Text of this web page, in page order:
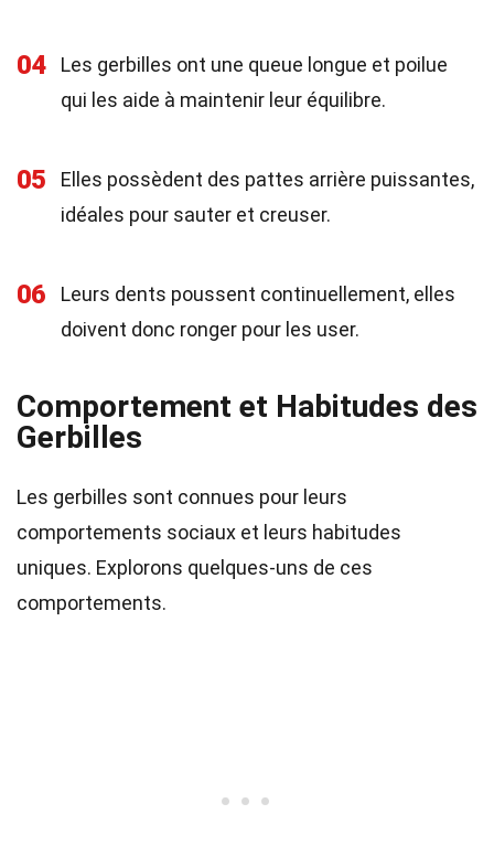
04
Les gerbilles ont une queue longue et poilue
qui les aide à maintenir leur équilibre.
05
Elles possèdent des pattes arrière puissantes,
idéales pour sauter et creuser.
06
Leurs dents poussent continuellement, elles
doivent donc ronger pour les user.
Comportement et Habitudes des
Gerbilles
Les gerbilles sont connues pour leurs
comportements sociaux et leurs habitudes
uniques. Explorons quelques-uns de ces
comportements.